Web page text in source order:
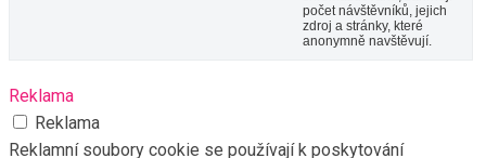
počet návštěvníků, jejich
zdroj a stránky, které
anonymně navštěvují.
Reklama
Reklama
Reklamní soubory cookie se používají k poskytování